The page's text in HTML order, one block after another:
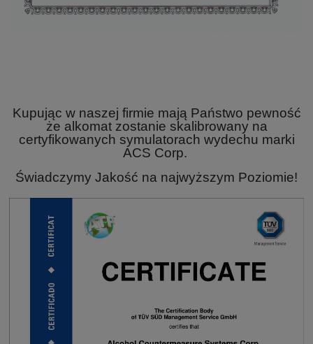
Kupując w naszej firmie mają Państwo pewność
że alkomat zostanie skalibrowany na
certyfikowanych symulatorach wydechu marki
ACS Corp.
Świadczymy Jakość na najwyższym Poziomie!